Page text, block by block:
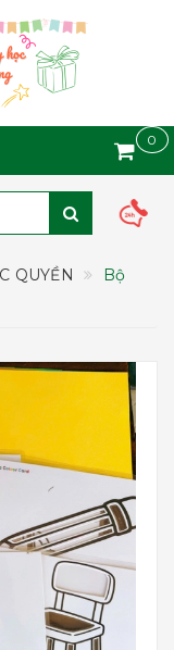
0
QUYỀN
Bộ